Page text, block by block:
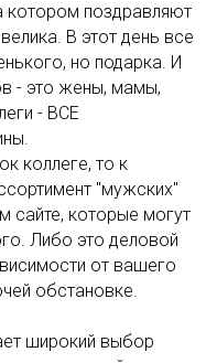
котором поздравляют
В этот день все
но подарка. И
- это жены, мамы,
- ВСЕ
коллеге, то к
"мужских"
сайте, которые могут
Либо это деловой
от вашего
обстановке.
широкий выбор